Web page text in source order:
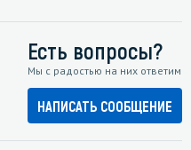
Есть вопросы?
Мы с радостью на них ответим
НАПИСАТЬ СООБЩЕНИЕ